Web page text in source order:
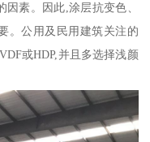
素。因此,涂层抗变色、
。公用及民用建筑关注的
或HDP,并且多选择浅颜